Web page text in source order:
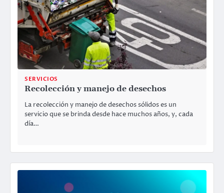
SERVICIOS
Recolección y manejo de desechos
La recolección y manejo de desechos sólidos es un
servicio que se brinda desde hace muchos años, y, cada
día…